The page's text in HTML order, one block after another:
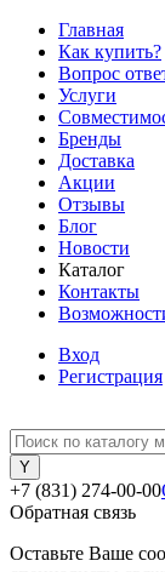
Главная
Как купить?
Вопрос
Услуги
Бренды
Доставка
Акции
Отзывы
Блог
Новости
Каталог
Контакты
Вход
Регистрация
+7 (831) 274-00-00
Обратная связь
Оставьте Ваше